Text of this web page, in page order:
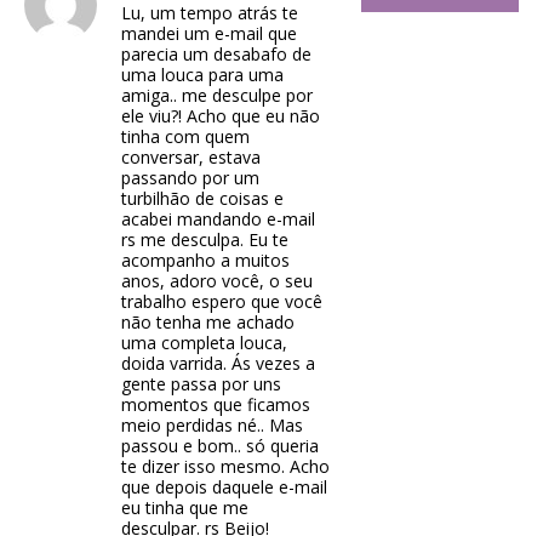
Lu, um tempo atrás te
mandei um e-mail que
parecia um desabafo de
uma louca para uma
amiga.. me desculpe por
ele viu?! Acho que eu não
tinha com quem
conversar, estava
passando por um
turbilhão de coisas e
acabei mandando e-mail
rs me desculpa. Eu te
acompanho a muitos
anos, adoro você, o seu
trabalho espero que você
não tenha me achado
uma completa louca,
doida varrida. Ás vezes a
gente passa por uns
momentos que ficamos
meio perdidas né.. Mas
passou e bom.. só queria
te dizer isso mesmo. Acho
que depois daquele e-mail
eu tinha que me
desculpar. rs Beijo!